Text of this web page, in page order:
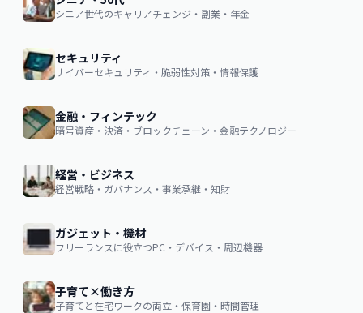
シニア世代のキャリアチェンジ・副業・年金
セキュリティ
サイバーセキュリティ・脆弱性対策・情報保護
金融・フィンテック
暗号資産・決済・ブロックチェーン・金融テクノロジー
経営・ビジネス
経営戦略・ガバナンス・事業承継・知財
ガジェット・機材
フリーランスに役立つPC・デバイス・周辺機器
子育て×働き方
子育てと在宅ワークの両立・保育園・時間管理